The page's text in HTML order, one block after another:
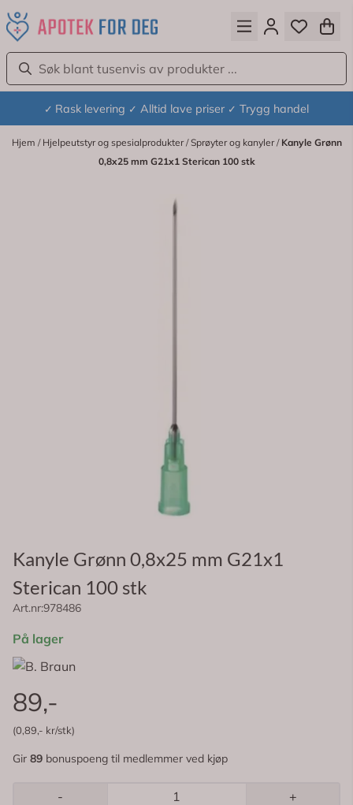
Hopp til innhold
✓ Rask levering ✓ Alltid lave priser ✓ Trygg handel
Hjem / Hjelpeutstyr og spesialprodukter/Sprøyter og kanyler/ Kanyle Grønn
0,8x25 mm G21x1 Sterican 100 stk
Kanyle Grønn 0,8x25 mm G21x1
Sterican 100 stk
Art.nr:978486
På lager
89,-
(0,89,- kr/stk)
Gir 89 bonuspoeng til medlemmer ved kjøp
- +